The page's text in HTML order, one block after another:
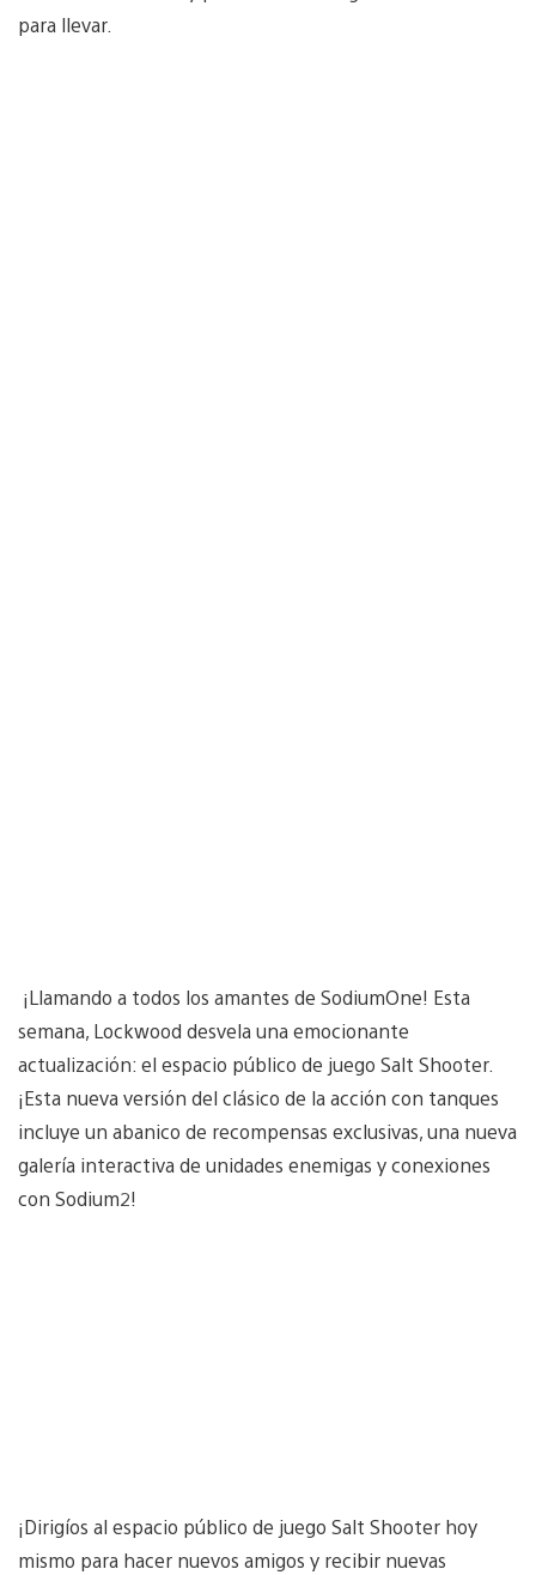
para llevar.
¡Llamando a todos los amantes de SodiumOne! Esta
semana, Lockwood desvela una emocionante
actualización: el espacio público de juego Salt Shooter.
¡Esta nueva versión del clásico de la acción con tanques
incluye un abanico de recompensas exclusivas, una nueva
galería interactiva de unidades enemigas y conexiones
con Sodium2!
¡Dirigíos al espacio público de juego Salt Shooter hoy
mismo para hacer nuevos amigos y recibir nuevas